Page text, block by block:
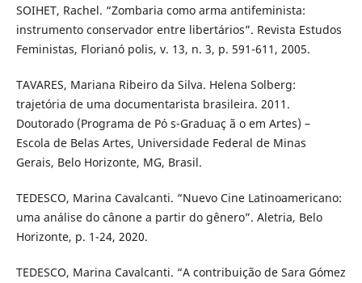
SOIHET, Rachel. “Zombaria como arma antifeminista:
instrumento conservador entre libertários”. Revista Estudos
Feministas, Florianó polis, v. 13, n. 3, p. 591-611, 2005.
TAVARES, Mariana Ribeiro da Silva. Helena Solberg:
trajetória de uma documentarista brasileira. 2011.
Doutorado (Programa de Pó s-Graduaç ã o em Artes) –
Escola de Belas Artes, Universidade Federal de Minas
Gerais, Belo Horizonte, MG, Brasil.
TEDESCO, Marina Cavalcanti. “Nuevo Cine Latinoamericano:
uma análise do cânone a partir do gênero”. Aletria, Belo
Horizonte, p. 1-24, 2020.
TEDESCO, Marina Cavalcanti. “A contribuição de Sara Gómez